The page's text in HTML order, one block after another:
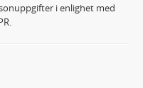
i enlighet med